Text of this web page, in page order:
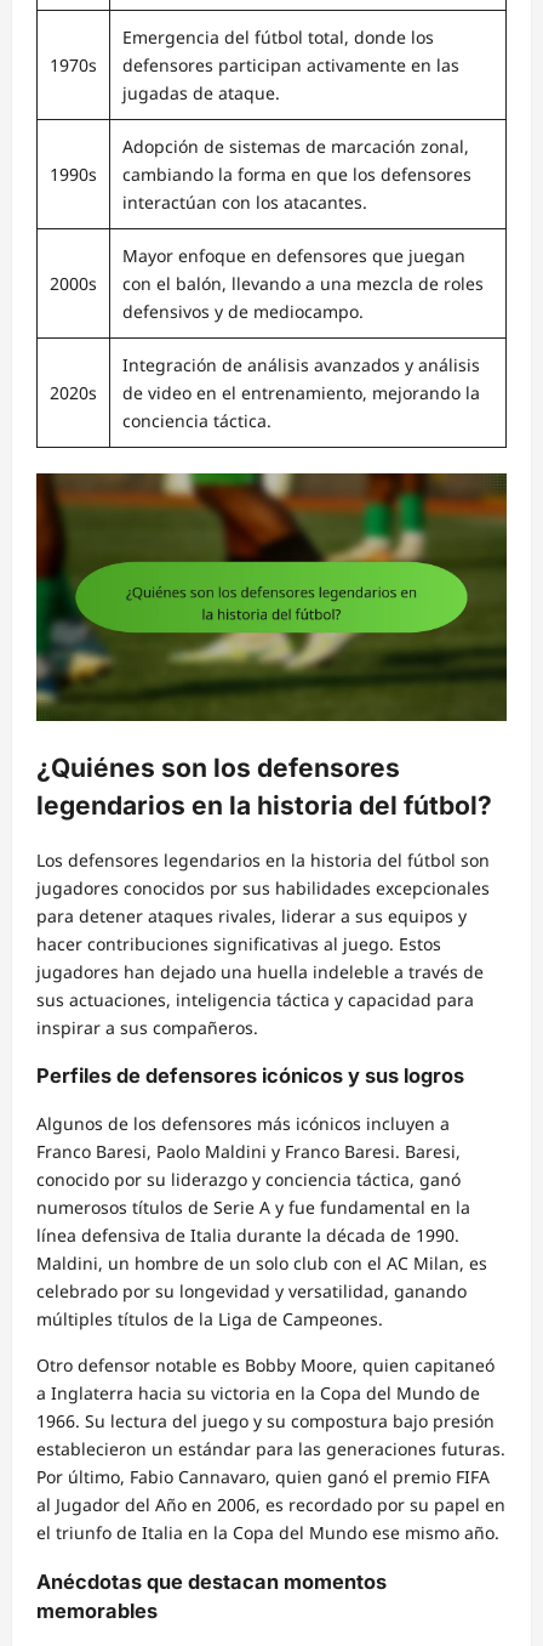
1970s
Emergencia del fútbol total, donde los
defensores participan activamente en las
jugadas de ataque.
1990s
Adopción de sistemas de marcación zonal,
cambiando la forma en que los defensores
interactúan con los atacantes.
2000s
Mayor enfoque en defensores que juegan
con el balón, llevando a una mezcla de roles
defensivos y de mediocampo.
2020s
Integración de análisis avanzados y análisis
de video en el entrenamiento, mejorando la
conciencia táctica.
¿Quiénes son los defensores
legendarios en la historia del fútbol?
Los defensores legendarios en la historia del fútbol son
jugadores conocidos por sus habilidades excepcionales
para detener ataques rivales, liderar a sus equipos y
hacer contribuciones significativas al juego. Estos
jugadores han dejado una huella indeleble a través de
sus actuaciones, inteligencia táctica y capacidad para
inspirar a sus compañeros.
Perfiles de defensores icónicos y sus logros
Algunos de los defensores más icónicos incluyen a
Franco Baresi, Paolo Maldini y Franco Baresi. Baresi,
conocido por su liderazgo y conciencia táctica, ganó
numerosos títulos de Serie A y fue fundamental en la
línea defensiva de Italia durante la década de 1990.
Maldini, un hombre de un solo club con el AC Milan, es
celebrado por su longevidad y versatilidad, ganando
múltiples títulos de la Liga de Campeones.
Otro defensor notable es Bobby Moore, quien capitaneó
a Inglaterra hacia su victoria en la Copa del Mundo de
1966. Su lectura del juego y su compostura bajo presión
establecieron un estándar para las generaciones futuras.
Por último, Fabio Cannavaro, quien ganó el premio FIFA
al Jugador del Año en 2006, es recordado por su papel en
el triunfo de Italia en la Copa del Mundo ese mismo año.
Anécdotas que destacan momentos
memorables